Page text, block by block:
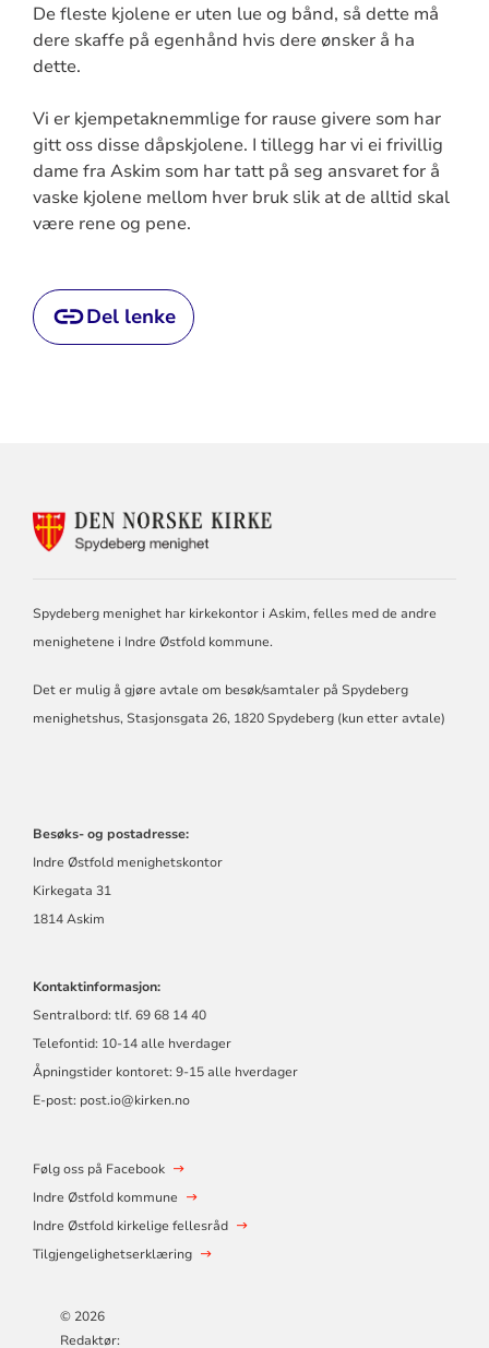
De fleste kjolene er uten lue og bånd, så dette må
dere skaffe på egenhånd hvis dere ønsker å ha
dette.
Vi er kjempetaknemmlige for rause givere som har
gitt oss disse dåpskjolene. I tillegg har vi ei frivillig
dame fra Askim som har tatt på seg ansvaret for å
vaske kjolene mellom hver bruk slik at de alltid skal
være rene og pene.
Del lenke
KONTAKTINFORMASJON
I
SPYDEBERG
Spydeberg menighet har kirkekontor i Askim, felles med de andre
menighetene i Indre Østfold kommune.
Det er mulig å gjøre avtale om besøk/samtaler på Spydeberg
menighetshus, Stasjonsgata 26, 1820 Spydeberg (kun etter avtale)
Besøks- og postadresse:
Indre Østfold menighetskontor
Kirkegata 31
1814 Askim
Kontaktinformasjon:
Sentralbord: tlf. 69 68 14 40
Telefontid: 10-14 alle hverdager
Åpningstider kontoret: 9-15 alle hverdager
E-post: post.io@kirken.no
Følg oss på Facebook
Indre Østfold kommune
Indre Østfold kirkelige fellesråd
Tilgjengelighetserklæring
© 2026
Redaktør: